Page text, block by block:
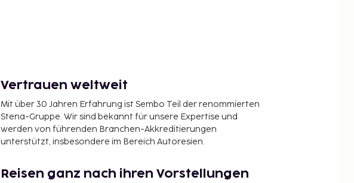
Vertrauen weltweit
Mit über 30 Jahren Erfahrung ist Sembo Teil der renommierten
Stena-Gruppe. Wir sind bekannt für unsere Expertise und
werden von führenden Branchen-Akkreditierungen
unterstützt, insbesondere im Bereich Autoresien.
Reisen ganz nach ihren Vorstellungen